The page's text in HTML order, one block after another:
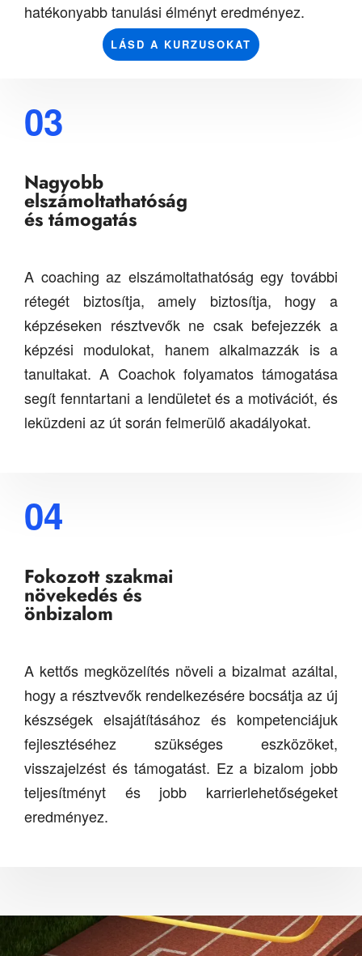
hatékonyabb tanulási élményt eredményez.
LÁSD A KURZUSOKAT
03
Nagyobb
elszámoltathatóság
és támogatás
A coaching az elszámoltathatóság egy további
rétegét biztosítja, amely biztosítja, hogy a
képzéseken résztvevők ne csak befejezzék a
képzési modulokat, hanem alkalmazzák is a
tanultakat. A Coachok folyamatos támogatása
segít fenntartani a lendületet és a motivációt, és
leküzdeni az út során felmerülő akadályokat.
04
Fokozott szakmai
növekedés és
önbizalom
A kettős megközelítés növeli a bizalmat azáltal,
hogy a résztvevők rendelkezésére bocsátja az új
készségek elsajátításához és kompetenciájuk
fejlesztéséhez szükséges eszközöket,
visszajelzést és támogatást. Ez a bizalom jobb
teljesítményt és jobb karrierlehetőségeket
eredményez.